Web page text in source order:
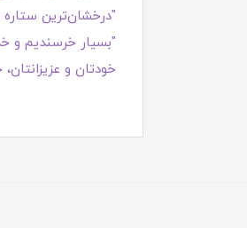
"درخشان‌ترین
"بسیار خرسندیم و
خودتان و